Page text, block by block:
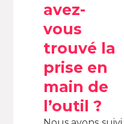
avez-
vous
trouvé la
prise en
main de
l’outil ?